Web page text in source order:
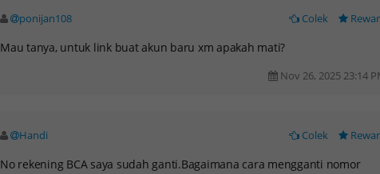
ponijan108 Colek
Mau tanya, untuk link buat akun baru xm apakah mati?
Nov 26, 2025 23:14
Handi Colek
No rekening BCA saya sudah ganti.Bagaimana cara mengganti nomor
EXNESS